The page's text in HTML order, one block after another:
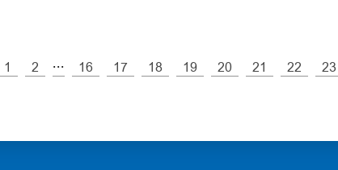
1 2 ... 16 17 18 19 20 21 22 23